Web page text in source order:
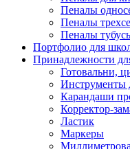
Пеналы
Пеналы
Пеналы
Портфолио для
Принадлежности
Готовальни,
Инструменты
Карандаши
Корректор-
Ластик
Маркеры